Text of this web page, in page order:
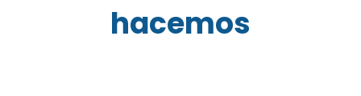
hacemos